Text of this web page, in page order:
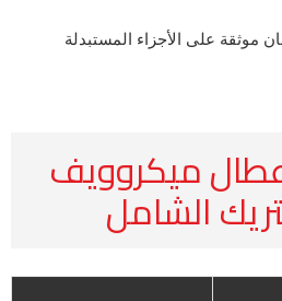
موثقة على الأجزاء المستبدلة
ميكروويف
الشامل